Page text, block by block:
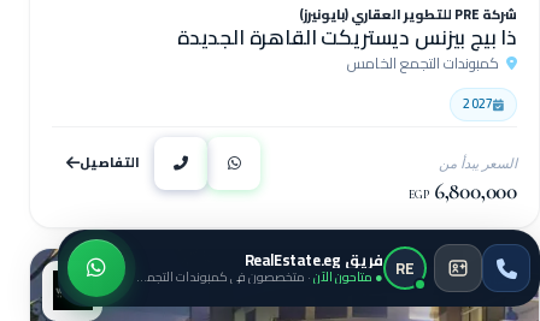
شركة PRE للتطوير العقاري (بايونيرز)
ذا بيج بيزنس ديستريكت القاهرة الجديدة
كمبوندات التجمع الخامس
2027
السعر يبدأ من
6,800,000
EGP
التفاصيل
تجارى RE فريق RealEstate.eg
● متاحون الآن· متخصصون في كمبوندات التجمع الخامس